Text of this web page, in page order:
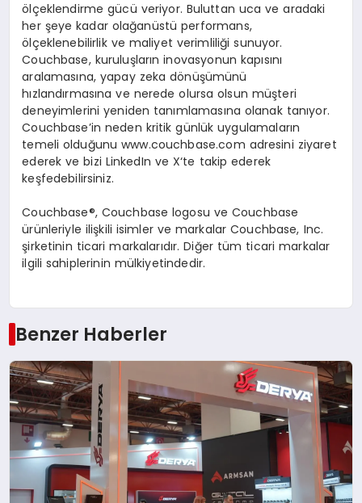
ölçeklendirme gücü veriyor. Buluttan uca ve aradaki
her şeye kadar olağanüstüperformans,
ölçeklenebilirlik ve maliyet verimliliği sunuyor.
Couchbase, kuruluşların inovasyonun kapısını
aralamasına, yapay zeka dönüşümünü
hızlandırmasına ve nerede olursa olsun müşteri
deneyimlerini yeniden tanımlamasına olanak tanıyor.
Couchbase’in neden kritik günlük uygulamaların
temeli olduğunuwww.couchbase.com adresini ziyaret
ederek ve bizi LinkedIn veX‘te takip ederek
keşfedebilirsiniz.
Couchbase®, Couchbase logosu ve Couchbase
ürünleriyle ilişkili isimler ve markalar Couchbase, Inc.
şirketinin ticari markalarıdır. Diğer tüm ticari markalar
ilgili sahiplerinin mülkiyetindedir.
Benzer Haberler